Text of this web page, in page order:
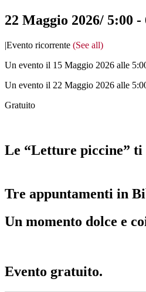
22 Maggio 2026/ 5:00 -
|Evento ricorrente (See all)
Un evento il 15 Maggio 2026 alle
Un evento il 22 Maggio 2026 alle
Gratuito
Le “Letture piccine” ti
Tre appuntamenti in
Un momento dolce e
Evento gratuito.